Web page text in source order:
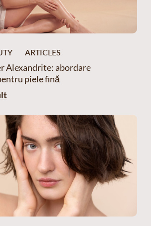
ARTICLES
Alexandrite: abordare
piele fină